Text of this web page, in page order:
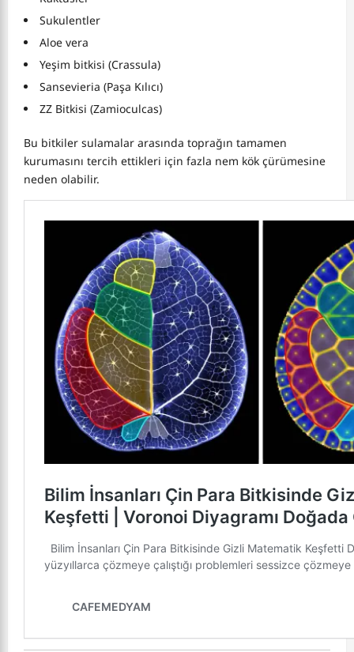
Sukulentler
Aloe vera
Yeşim bitkisi (Crassula)
Sansevieria (Paşa Kılıcı)
ZZ Bitkisi (Zamioculcas)
Bu bitkiler sulamalar arasında toprağın tamamen
kurumasını tercih ettikleri için fazla nem kök çürümesine
neden olabilir.